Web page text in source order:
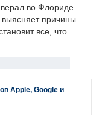
во Флориде.
причины
все, что
Apple, Google и